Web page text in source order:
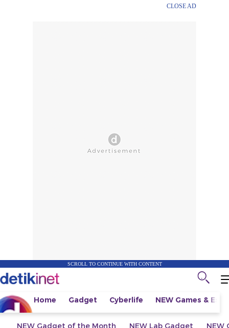
CLOSE AD
SCROLL TO CONTINUE WITH CONTENT
Home Gadget Cyberlife NEW Games &
NEW Gadget of the Month NEW Lab Gadget NEW